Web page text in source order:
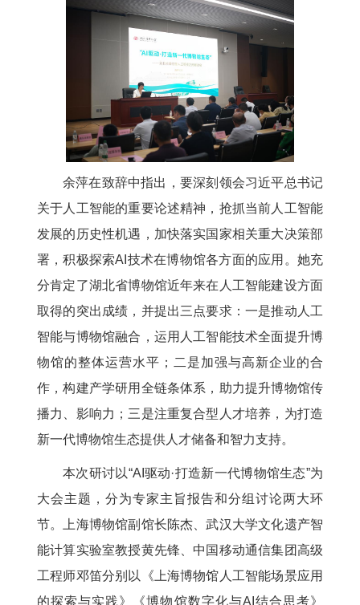
余萍在致辞中指出，要深刻领会习近平总书记
关于人工智能的重要论述精神，抢抓当前人工智能
发展的历史性机遇，加快落实国家相关重大决策部
署，积极探索AI技术在博物馆各方面的应用。她充
分肯定了湖北省博物馆近年来在人工智能建设方面
取得的突出成绩，并提出三点要求：一是推动人工
智能与博物馆融合，运用人工智能技术全面提升博
物馆的整体运营水平；二是加强与高新企业的合
作，构建产学研用全链条体系，助力提升博物馆传
播力、影响力；三是注重复合型人才培养，为打造
新一代博物馆生态提供人才储备和智力支持。
本次研讨以“AI驱动·打造新一代博物馆生态”为
大会主题，分为专家主旨报告和分组讨论两大环
节。上海博物馆副馆长陈杰、武汉大学文化遗产智
能计算实验室教授黄先锋、中国移动通信集团高级
工程师邓笛分别以《上海博物馆人工智能场景应用
的探索与实践》《博物馆数字化与AI结合思考》